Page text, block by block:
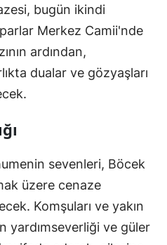
bugün ikindi
Merkez Camii'nde
ardından,
dualar ve gözyaşları
sevenleri, Böcek
üzere cenaze
Komşuları ve yakın
yardımseverliği ve güler